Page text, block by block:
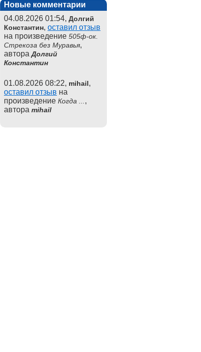
Новые комментарии
04.08.2026 01:54, Долгий
Константин, оставил отзыв
на произведение 505ф-ок.
Стрекоза без Муравья,
автораДолгий
Константин
01.08.2026 08:22, mihail,
оставил отзыв на
произведение Когда ... ,
автора mihail